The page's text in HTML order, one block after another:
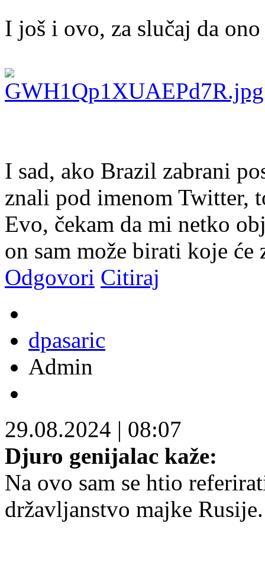
I još i ovo, za slučaj da
I sad, ako Brazil zabrani
znali pod imenom Twitter,
Evo, čekam da mi netko
on sam može birati koje će
Odgovori Citiraj
dpasaric
Admin
29.08.2024 | 08:07
Djuro genijalac kaže:
Na ovo sam se htio
državljanstvo majke Rusije.